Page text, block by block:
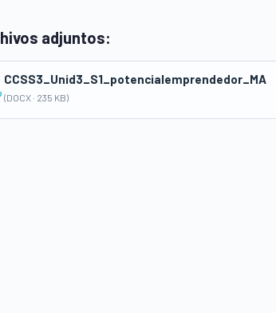
adjuntos:
CCSS3_Unid3_S1_potencialemprendedor_MA
(DOCX · 235 KB)